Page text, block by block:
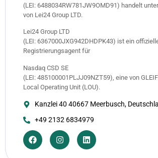
(LEI: 6488034RW781JW9OMD91) handelt
von Lei24 Group LTD.
Lei24 Group LTD
(LEI: 6367000JXG942DHDPK43) ist ein
Registrierungsagent für
Nasdaq CSD SE
(LEI: 485100001PLJJ09NZT59), eine von
Local Operating Unit (LOU).
Kanzlei 40 40667 Meerbusch,
+49 2132 6834979